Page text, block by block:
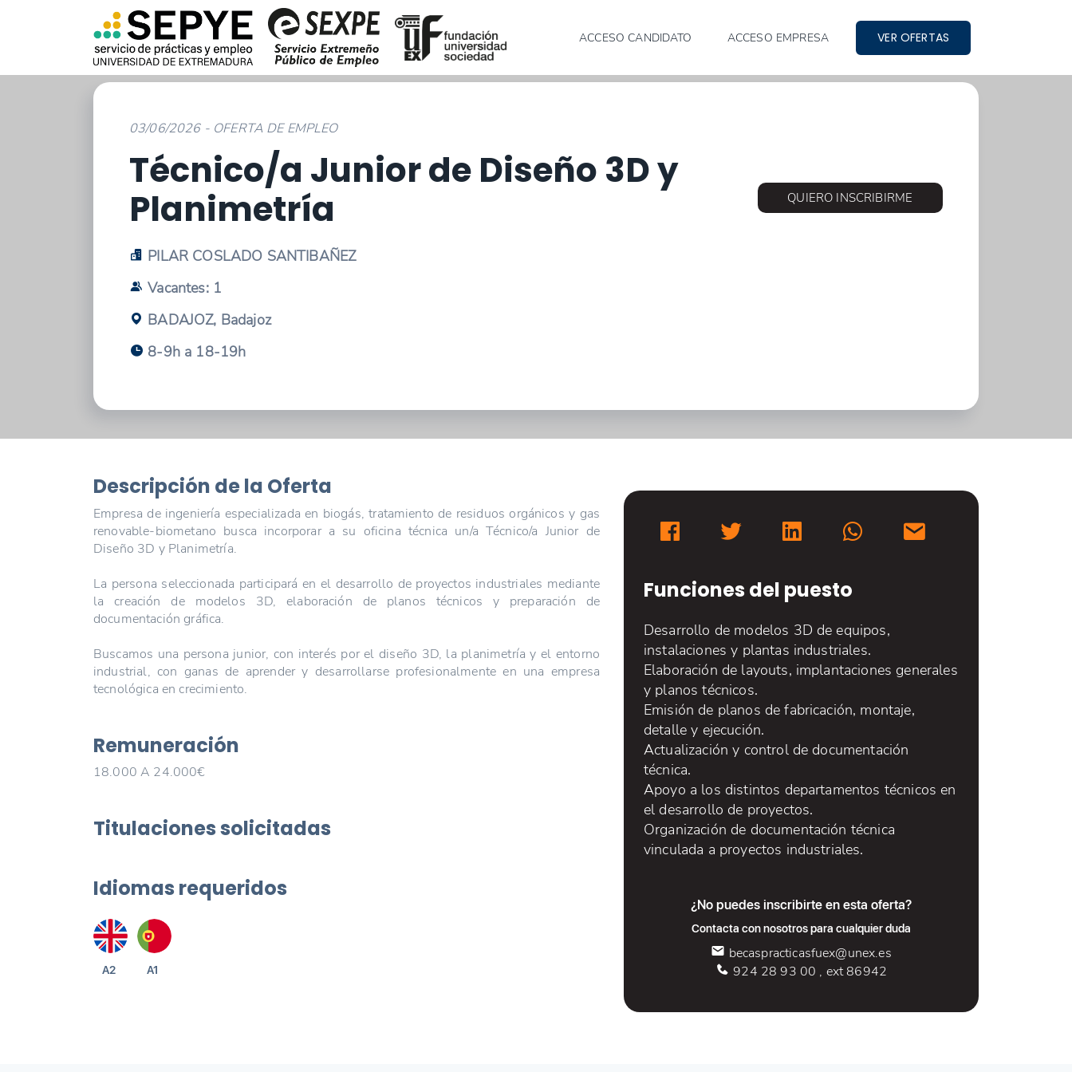
ACCESO CANDIDATO ACCESO EMPRESA VER OFERTAS
03/06/2026 - OFERTA DE EMPLEO
Técnico/a Junior de Diseño 3D y
Planimetría
PILAR COSLADO SANTIBAÑEZ
Vacantes: 1
BADAJOZ, Badajoz
8-9h a 18-19h
QUIERO INSCRIBIRME
Descripción de la Oferta
Empresa de ingeniería especializada en biogás, tratamiento de residuos orgánicos y gas
renovable-biometano busca incorporar a su oficina técnica un/a Técnico/a Junior de
Diseño 3D y Planimetría.
La persona seleccionada participará en el desarrollo de proyectos industriales mediante
la creación de modelos 3D, elaboración de planos técnicos y preparación de
documentación gráfica.
Buscamos una persona junior, con interés por el diseño 3D, la planimetría y el entorno
industrial, con ganas de aprender y desarrollarse profesionalmente en una empresa
tecnológica en crecimiento.
Remuneración
18.000 A 24.000€
Titulaciones solicitadas
Idiomas requeridos
A2 A1
Funciones del puesto
Desarrollo de modelos 3D de equipos,
instalaciones y plantas industriales.
Elaboración de layouts, implantaciones generales
y planos técnicos.
Emisión de planos de fabricación, montaje,
detalle y ejecución.
Actualización y control de documentación
técnica.
Apoyo a los distintos departamentos técnicos en
el desarrollo de proyectos.
Organización de documentación técnica
vinculada a proyectos industriales.
¿No puedes inscribirte en esta oferta?
Contacta con nosotros para cualquier duda
becaspracticasfuex@unex.es
924 28 93 00 , ext 86942